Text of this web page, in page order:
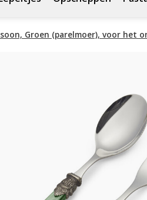
Groen (parelmoer), voor het